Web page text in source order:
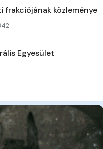
frakciójának közleménye
Egyesület